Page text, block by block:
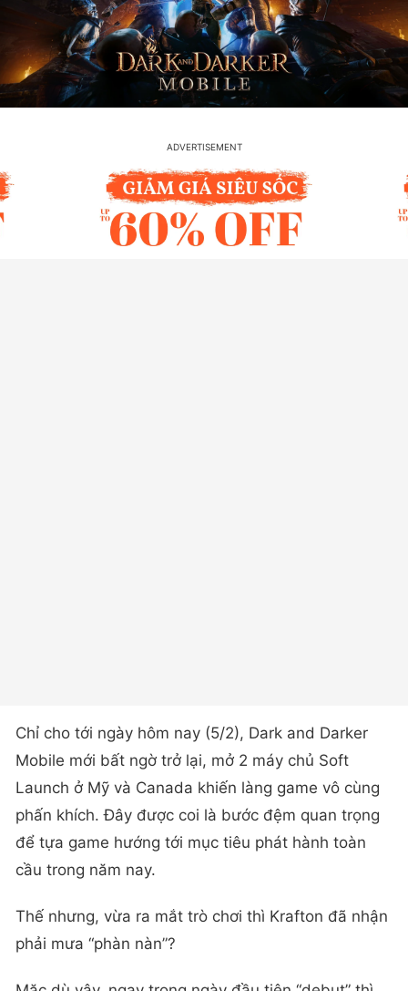
Chỉ cho tới ngày hôm nay (5/2), Dark and Darker
Mobile mới bất ngờ trở lại, mở 2 máy chủ Soft
Launch ở Mỹ và Canada khiến làng game vô cùng
phấn khích. Đây được coi là bước đệm quan trọng
để tựa game hướng tới mục tiêu phát hành toàn
cầu trong năm nay.
Thế nhưng, vừa ra mắt trò chơi thì Krafton đã nhận
phải mưa “phàn nàn”?